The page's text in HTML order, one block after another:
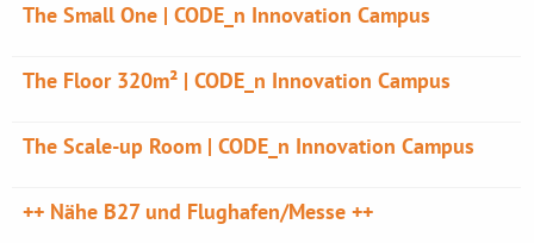
The Small One | CODE_n Innovation Campus
The Floor 320m² | CODE_n Innovation Campus
The Scale-up Room | CODE_n Innovation Campus
++ Nähe B27 und Flughafen/Messe ++